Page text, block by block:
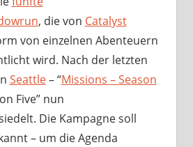
, die von Catalyst
von einzelnen Abenteuern
wird. Nach der letzten
Seattle– “Missions – Season
Five” nun
Die Kampagne soll
– um die Agenda